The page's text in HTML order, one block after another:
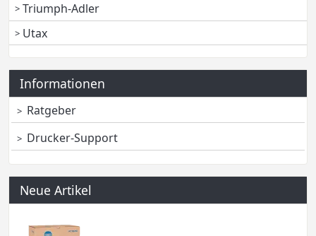
Triumph-Adler
Utax
Informationen
Ratgeber
Drucker-Support
Neue Artikel